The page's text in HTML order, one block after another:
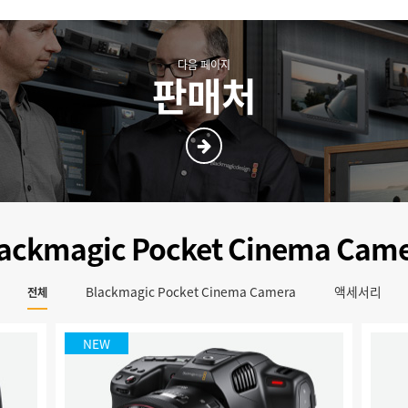
다음 페이지
판매처
Pocket Cinema
전체 Blackmagic Pocket Cinema Camera 액세서리
NEW